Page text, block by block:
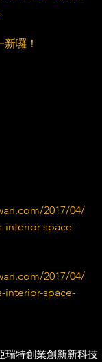
囉！
2017/04/
interior-space-
2017/04/
interior-space-
瑞特創業創新新科技